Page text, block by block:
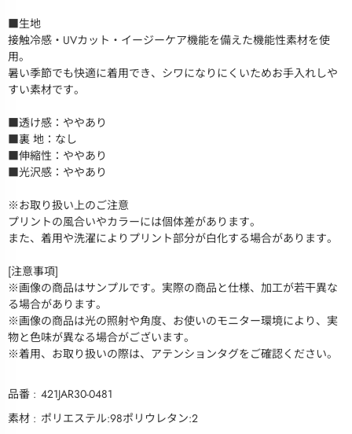
■生地
接触冷感・UVカット・イージーケア機能を備えた機能性素材を使
用。
暑い季節でも快適に着用でき、シワになりにくいためお手入れしや
すい素材です。
■透け感：ややあり
■裏 地：なし
■伸縮性：ややあり
■光沢感：ややあり
※お取り扱い上のご注意
プリントの風合いやカラーには個体差があります。
また、着用や洗濯によりプリント部分が白化する場合があります。
[注意事項]
※画像の商品はサンプルです。実際の商品と仕様、加工が若干異な
る場合があります。
※画像の商品は光の照射や角度、お使いのモニター環境により、実
物と色味が異なる場合がございます。
※着用、お取り扱いの際は、アテンションタグをご確認ください。
品番
421JAR30-0481
素材
ポリエステル:98ポリウレタン:2